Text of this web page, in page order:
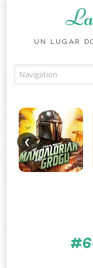
UN LUGAR
❮